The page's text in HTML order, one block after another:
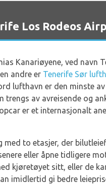
Los Rodeos
Kanariøyene, ved navn
andre er Tenerife Sør
lufthavn er den minste
av avreisende og
er et internasjonalt
to etasjer, der
eller åpne tidligere
kjøretøyet sitt, eller de
imidlertid gi bedre